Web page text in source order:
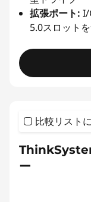
拡張ポート: I/
5.0スロット
比較リスト
ー